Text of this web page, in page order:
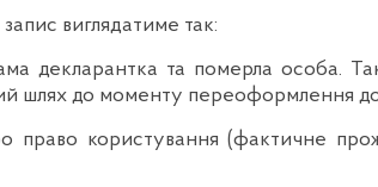
виглядатиме так:
декларантка та померла особа.
шлях до моменту переоформлення
право користування (фактичне